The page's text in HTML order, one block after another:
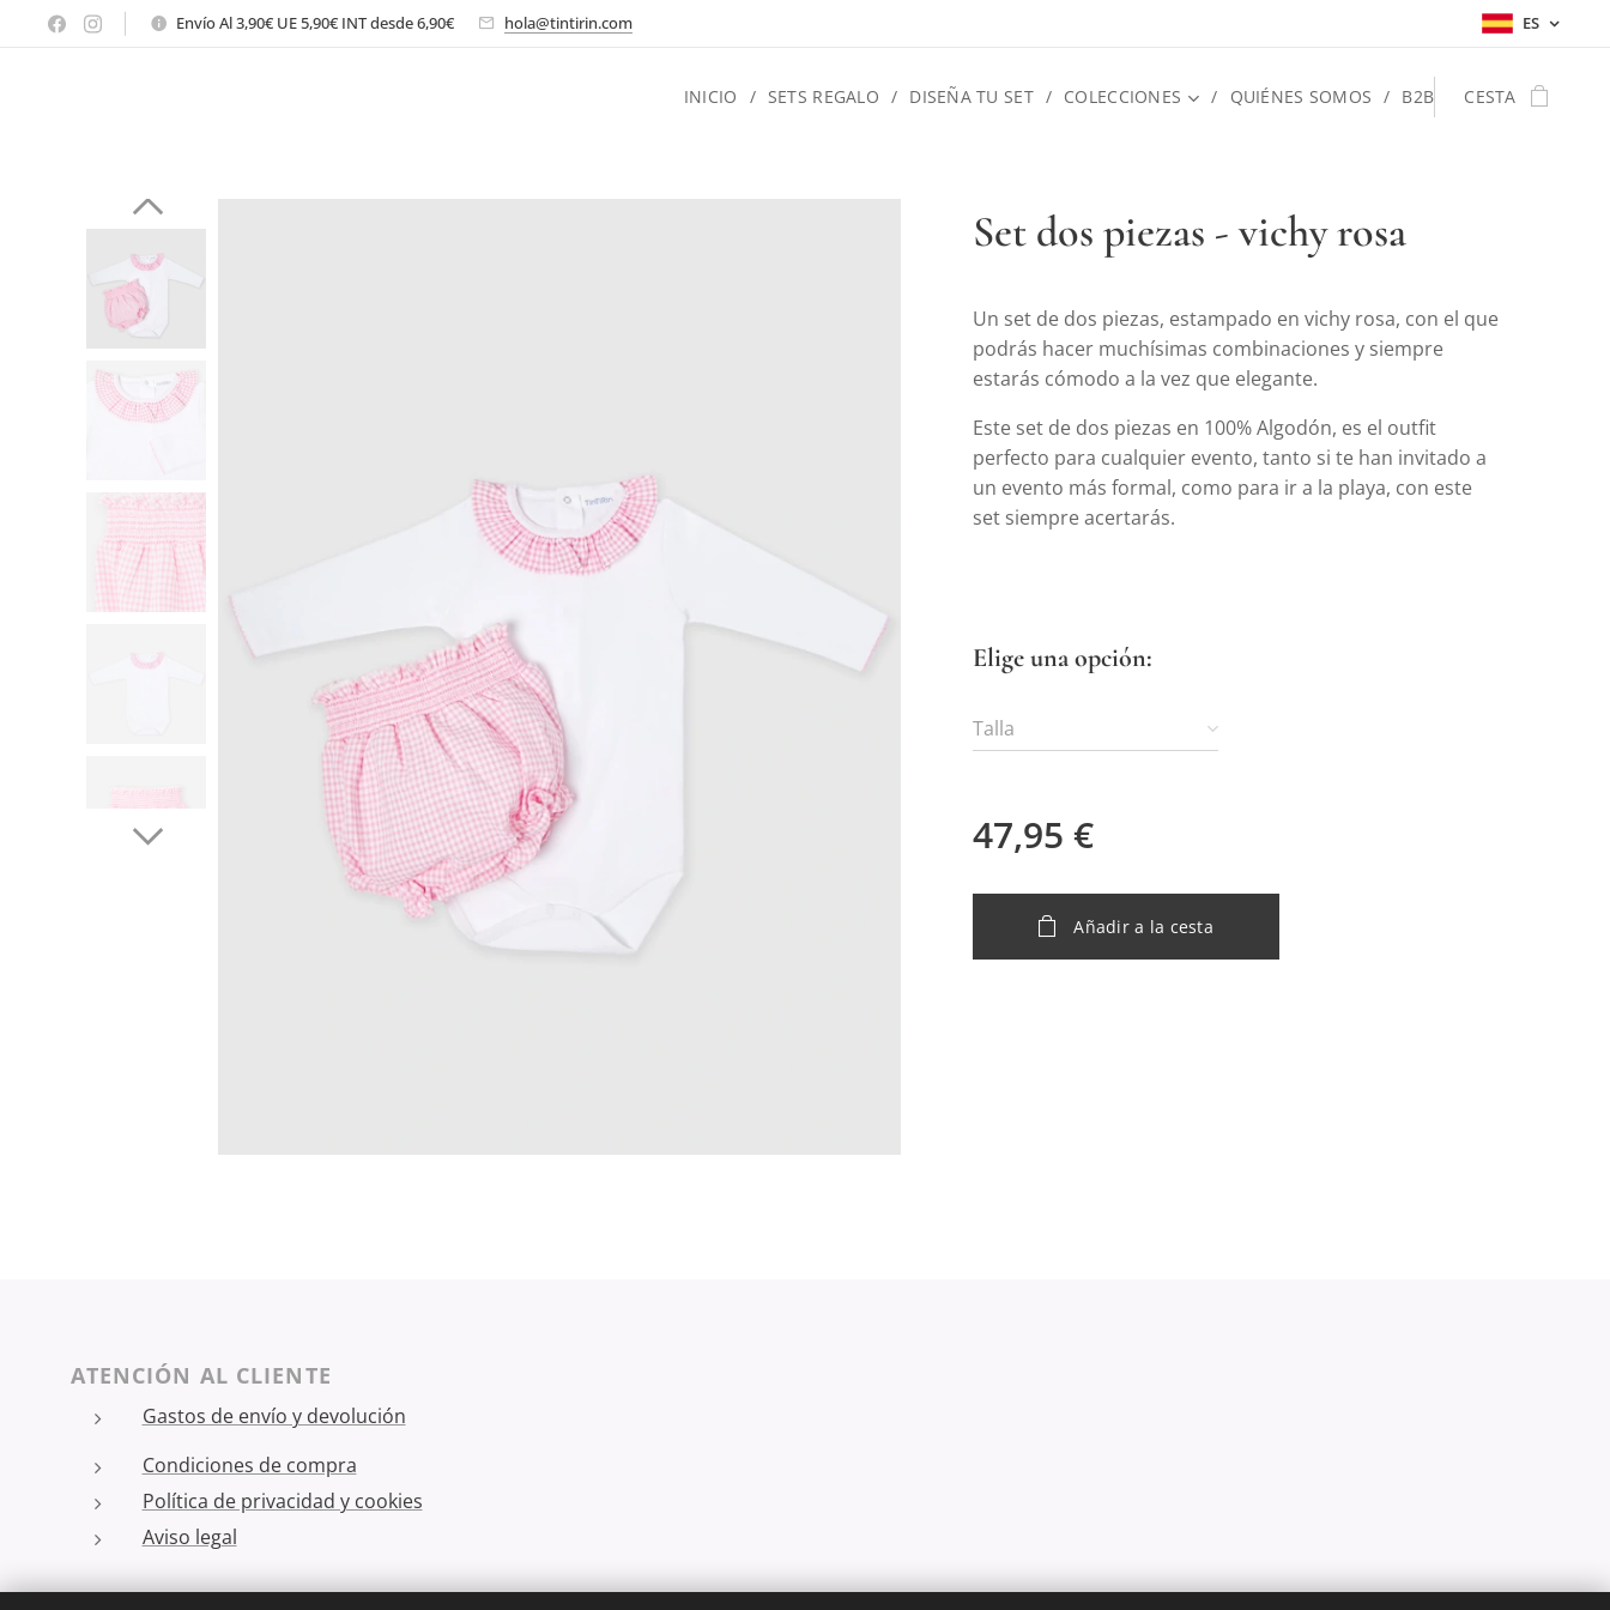
Envío Al 3,90€ UE 5,90€ INT desde 6,90€ hola@tintirin.com ES
INICIO SETS REGALO DISEÑA TU SET COLECCIONES QUIÉNES SOMOS B2B CESTA
Set dos piezas - vichy rosa
Un set de dos piezas, estampado en vichy rosa, con el que
podrás hacer muchísimas combinaciones y siempre
estarás cómodo a la vez que elegante.
Este set de dos piezas en 100% Algodón, es el outfit
perfecto para cualquier evento, tanto si te han invitado a
un evento más formal, como para ir a la playa, con este
set siempre acertarás.
Elige una opción:
Talla
47,95 €
Añadir a la cesta
ATENCIÓN AL CLIENTE
Gastos de envío y devolución
Condiciones de compra
Política de privacidad y cookies
Aviso legal